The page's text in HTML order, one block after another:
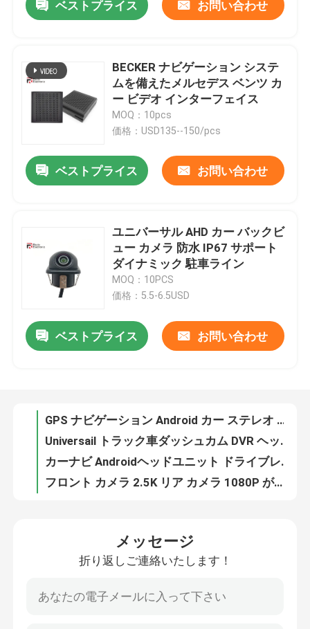
製品
お問い合わせ
ニュース
ベストプライス お問い合わせ
BECKER ナビゲーション システ
ムを備えたメルセデス ベンツ カ
ー ビデオ インターフェイス
MOQ：10pcs
価格：USD135--150/pcs
ベストプライス お問い合わせ
ユニバーサル AHD カー バックビ
ュー カメラ 防水 IP67 サポート
ダイナミック 駐車ライン
MOQ：10PCS
価格：5.5-6.5USD
ベストプライス お問い合わせ
GPS ナビゲーション Android カー ステレオ ダッシュ カム 2G RAM プラグ アンド プレイ
ダッシュカムバックビュー付きマルチメディアヘッドユニット10.26インチ1600×600
フロント 2.5K リア 1080P ビデオ ディスプレイ付き 10.26 インチ Android ヘッド ユニット ダッシュ カム
ワイヤレス カープレイ のデュアル カメラ車のダッシュ カム DVR 10.26 インチ スクリーン
メッセージ
折り返しご連絡いたします！